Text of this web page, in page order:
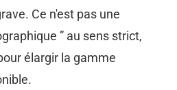
Ce n'est pas une
” au sens strict,
élargir la gamme